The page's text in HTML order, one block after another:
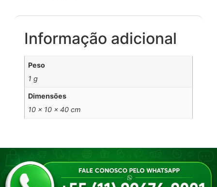
Informação adicional
Peso
1 g
Dimensões
10 × 10 × 40 cm